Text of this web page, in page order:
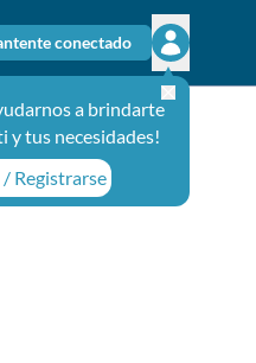
conectado
Abrir el
a brindarte
y tus necesidades!
Registrarse